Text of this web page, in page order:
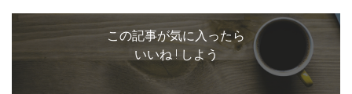
この記事が気に入ったら
いいね ! しよう